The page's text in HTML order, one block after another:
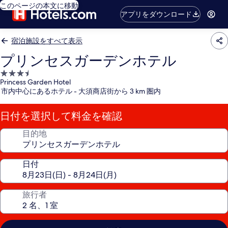
このページの本文に移動
アプリをダウンロード
宿泊施設をすべて表示
プリンセスガーデンホテル
3.5
つ
星
宿
泊
施
Princess Garden Hotel
市内中心にあるホテル - 大須商店街から 3 km 圏内
日付を選択して料金を確認
目的地
日付
旅行者